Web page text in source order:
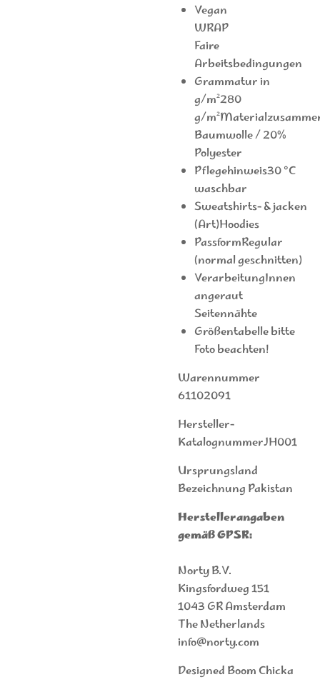
Vegan
WRAP
Faire
Arbeitsbedingungen
Grammatur in
g/m²280
g/
Baumwolle / 20%
Polyester
Pflegehinweis30 °C
waschbar
Sweatshirts- & jacken
(Art)Hoodies
PassformRegular
(normal geschnitten)
VerarbeitungInnen
angeraut
Seitennähte
Größentabelle bitte
Foto beachten!
Warennummer
61102091
Hersteller-
KatalognummerJH001
Ursprungsland
Bezeichnung Pakistan
Herstellerangaben
gemäß GPSR:
Norty B.V.
Kingsfordweg 151
1043 GR Amsterdam
The Netherlands
info@norty.com
Designed Boom Chicka